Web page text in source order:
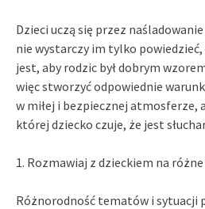
Dzieci uczą się przez
nie wystarczy im tylko powiedzieć,
jest, aby rodzic był dobrym
więc stworzyć odpowiednie
w miłej i bezpiecznej atmosferze,
której dziecko czuje, że jest
1. Rozmawiaj z dzieckiem na
Różnorodność tematów i sytuacji